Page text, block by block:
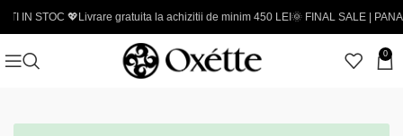
💖 Livrare gratuita la achizitii de minim 450 LEI🌞 FINAL SALE | PANA LA -50%
0